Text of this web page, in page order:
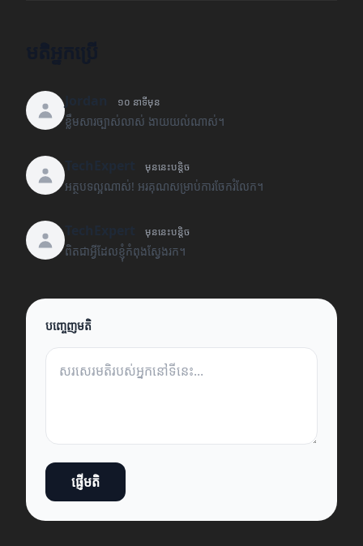
១០ នាទីមុន
ខ្លឹមសារច្បាស់លាស់ ងាយយល់ណាស់។
មុននេះបន្តិច
អត្ថបទល្អណាស់! អរគុណសម្រាប់ការចែករំលែក។
មុននេះបន្តិច
ពិតជាអ្វីដែលខ្ញុំកំពុងស្វែងរក។
បញ្ចេញមតិ
ផ្ញើមតិ